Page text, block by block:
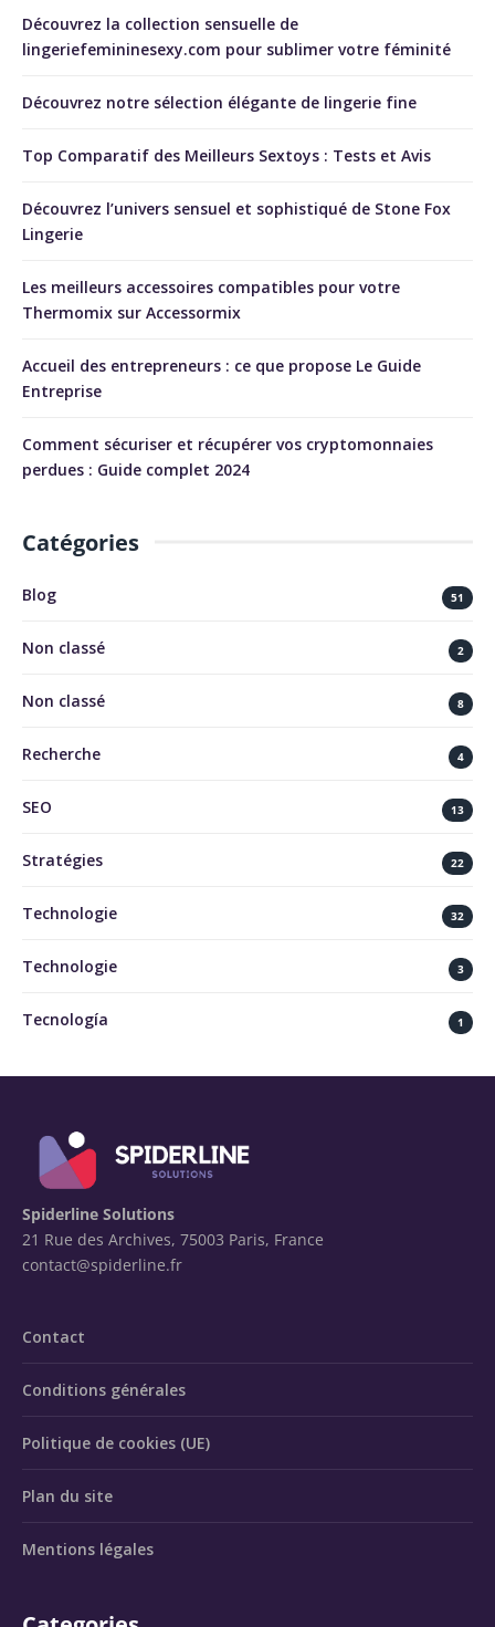
Découvrez la collection sensuelle de
lingeriefemininesexy.com pour sublimer votre féminité
Découvrez notre sélection élégante de lingerie fine
Top Comparatif des Meilleurs Sextoys : Tests et Avis
Découvrez l’univers sensuel et sophistiqué de Stone Fox
Lingerie
Les meilleurs accessoires compatibles pour votre
Thermomix sur Accessormix
Accueil des entrepreneurs : ce que propose Le Guide
Entreprise
Comment sécuriser et récupérer vos cryptomonnaies
perdues : Guide complet 2024
Catégories
Blog 51
Non classé 2
Non classé 8
Recherche 4
SEO 13
Stratégies 22
Technologie 32
Technologie 3
Tecnología 1
Spiderline Solutions
21 Rue des Archives, 75003 Paris, France
contact@spiderline.fr
Contact
Conditions générales
Politique de cookies (UE)
Plan du site
Mentions légales